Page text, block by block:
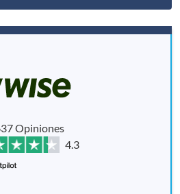
Opiniones
4.3